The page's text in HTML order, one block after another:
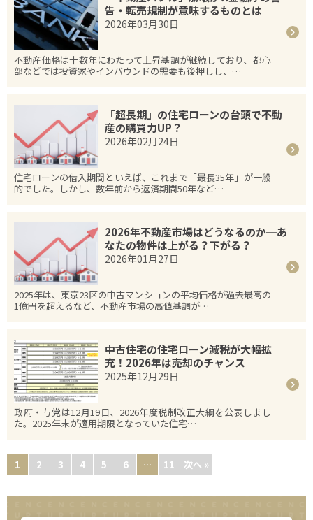
告・転売規制が意味するものとは
2026年03月30日
不動産価格は十数年にわたって上昇基調が継続しており、都心
部などでは投資家やインバウンドの需要も後押しし、…
「超長期」の住宅ローンの台頭で不動
産の購買力UP？
2026年02月24日
住宅ローンの借入期間といえば、これまで「最長35年」が一般
的でした。しかし、数年前から返済期間50年など…
2026年不動産市場はどうなるのか─あ
なたの物件は上がる？下がる？
2026年01月27日
2025年は、東京23区の中古マンションの平均価格が過去最高の
1億円を超えるなど、不動産市場の高値基調が…
中古住宅の住宅ローン減税が大幅拡
充！2026年は売却のチャンス
2025年12月29日
政府・与党は12月19日、2026年度税制改正大綱を公表しまし
た。2025年末が適用期限となっていた住宅…
1 2 3 4 5 6 … 11 次へ »